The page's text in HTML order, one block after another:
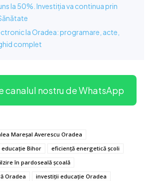
la 50%. Investiția va continua prin
la Oradea: programare, acte,
complet
canalul nostru de WhatsApp
Mareșal Averescu Oradea
educație Bihor
eficiență energetică școli
în pardoseală școală
Oradea
investiții educație Oradea